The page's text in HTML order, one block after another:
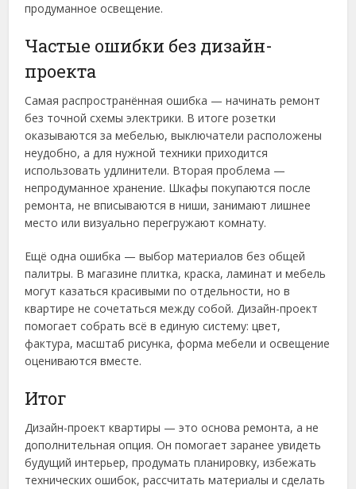
продуманное освещение.
Частые ошибки без дизайн-
проекта
Самая распространённая ошибка — начинать ремонт
без точной схемы электрики. В итоге розетки
оказываются за мебелью, выключатели расположены
неудобно, а для нужной техники приходится
использовать удлинители. Вторая проблема —
непродуманное хранение. Шкафы покупаются после
ремонта, не вписываются в ниши, занимают лишнее
место или визуально перегружают комнату.
Ещё одна ошибка — выбор материалов без общей
палитры. В магазине плитка, краска, ламинат и мебель
могут казаться красивыми по отдельности, но в
квартире не сочетаться между собой. Дизайн-проект
помогает собрать всё в единую систему: цвет,
фактура, масштаб рисунка, форма мебели и освещение
оцениваются вместе.
Итог
Дизайн-проект квартиры — это основа ремонта, а не
дополнительная опция. Он помогает заранее увидеть
будущий интерьер, продумать планировку, избежать
технических ошибок, рассчитать материалы и сделать